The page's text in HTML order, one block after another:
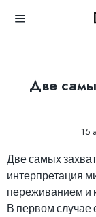
Две
15
Две самых
интерпретация
переживанием и
В первом случае